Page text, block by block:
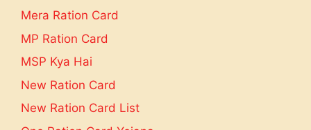
Mera Ration Card
MP Ration Card
MSP Kya Hai
New Ration Card
New Ration Card List